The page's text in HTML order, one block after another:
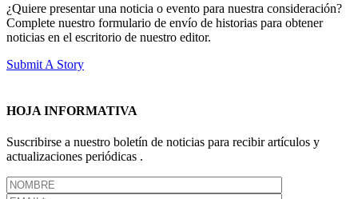
¿Quiere presentar una noticia o evento para nuestra consideración?
Complete nuestro formulario de envío de historias para obtener
noticias en el escritorio de nuestro editor.
Submit A Story
HOJA INFORMATIVA
Suscribirse a nuestro boletín de noticias para recibir artículos y
actualizaciones periódicas .